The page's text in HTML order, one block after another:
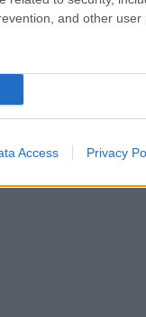
and other user
Access Privacy